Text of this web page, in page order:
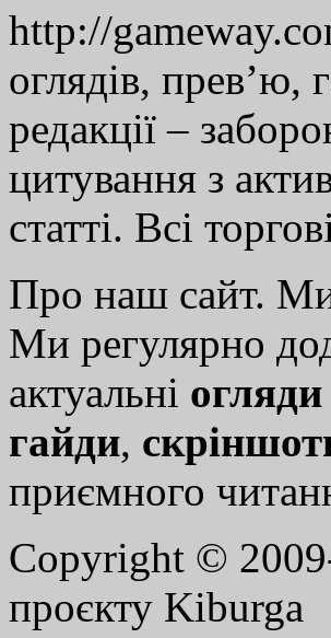
http://
оглядів, прев’ю,
редакції –
цитування з
статті. Всі
Про наш сайт.
Ми регулярно
актуальні огляди
гайди,
приємного
Copyright ©
проєкту Kiburga